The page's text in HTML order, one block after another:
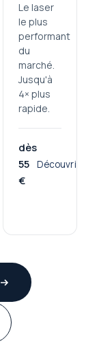
Le laser
le plus
performant
du
marché.
Jusqu'à
4× plus
rapide.
dès
55
€
Découvrir